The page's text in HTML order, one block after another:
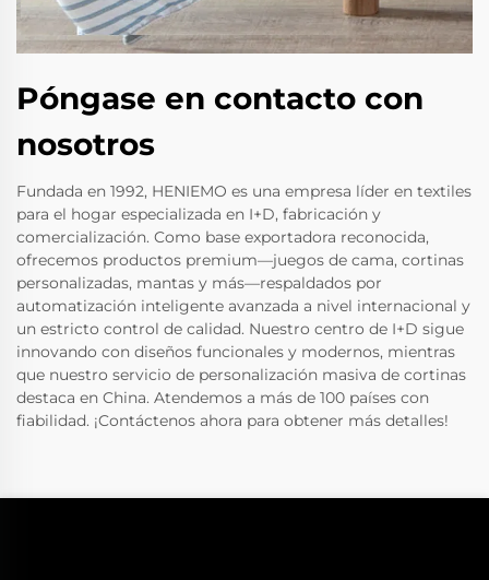
Póngase en contacto con
nosotros
Fundada en 1992, HENIEMO es una empresa líder en textiles
para el hogar especializada en I+D, fabricación y
comercialización. Como base exportadora reconocida,
ofrecemos productos premium—juegos de cama, cortinas
personalizadas, mantas y más—respaldados por
automatización inteligente avanzada a nivel internacional y
un estricto control de calidad. Nuestro centro de I+D sigue
innovando con diseños funcionales y modernos, mientras
que nuestro servicio de personalización masiva de cortinas
destaca en China. Atendemos a más de 100 países con
fiabilidad. ¡Contáctenos ahora para obtener más detalles!